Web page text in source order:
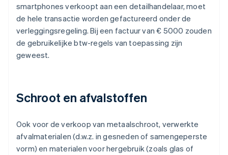
smartphones verkoopt aan een detailhandelaar, moet
de hele transactie worden gefactureerd onder de
verleggingsregeling. Bij een factuur van € 5000 zouden
de gebruikelijke btw-regels van toepassing zijn
geweest.
Schroot en afvalstoffen
Ook voor de verkoop van metaalschroot, verwerkte
afvalmaterialen (d.w.z. in gesneden of samengeperste
vorm) en materialen voor hergebruik (zoals glas of